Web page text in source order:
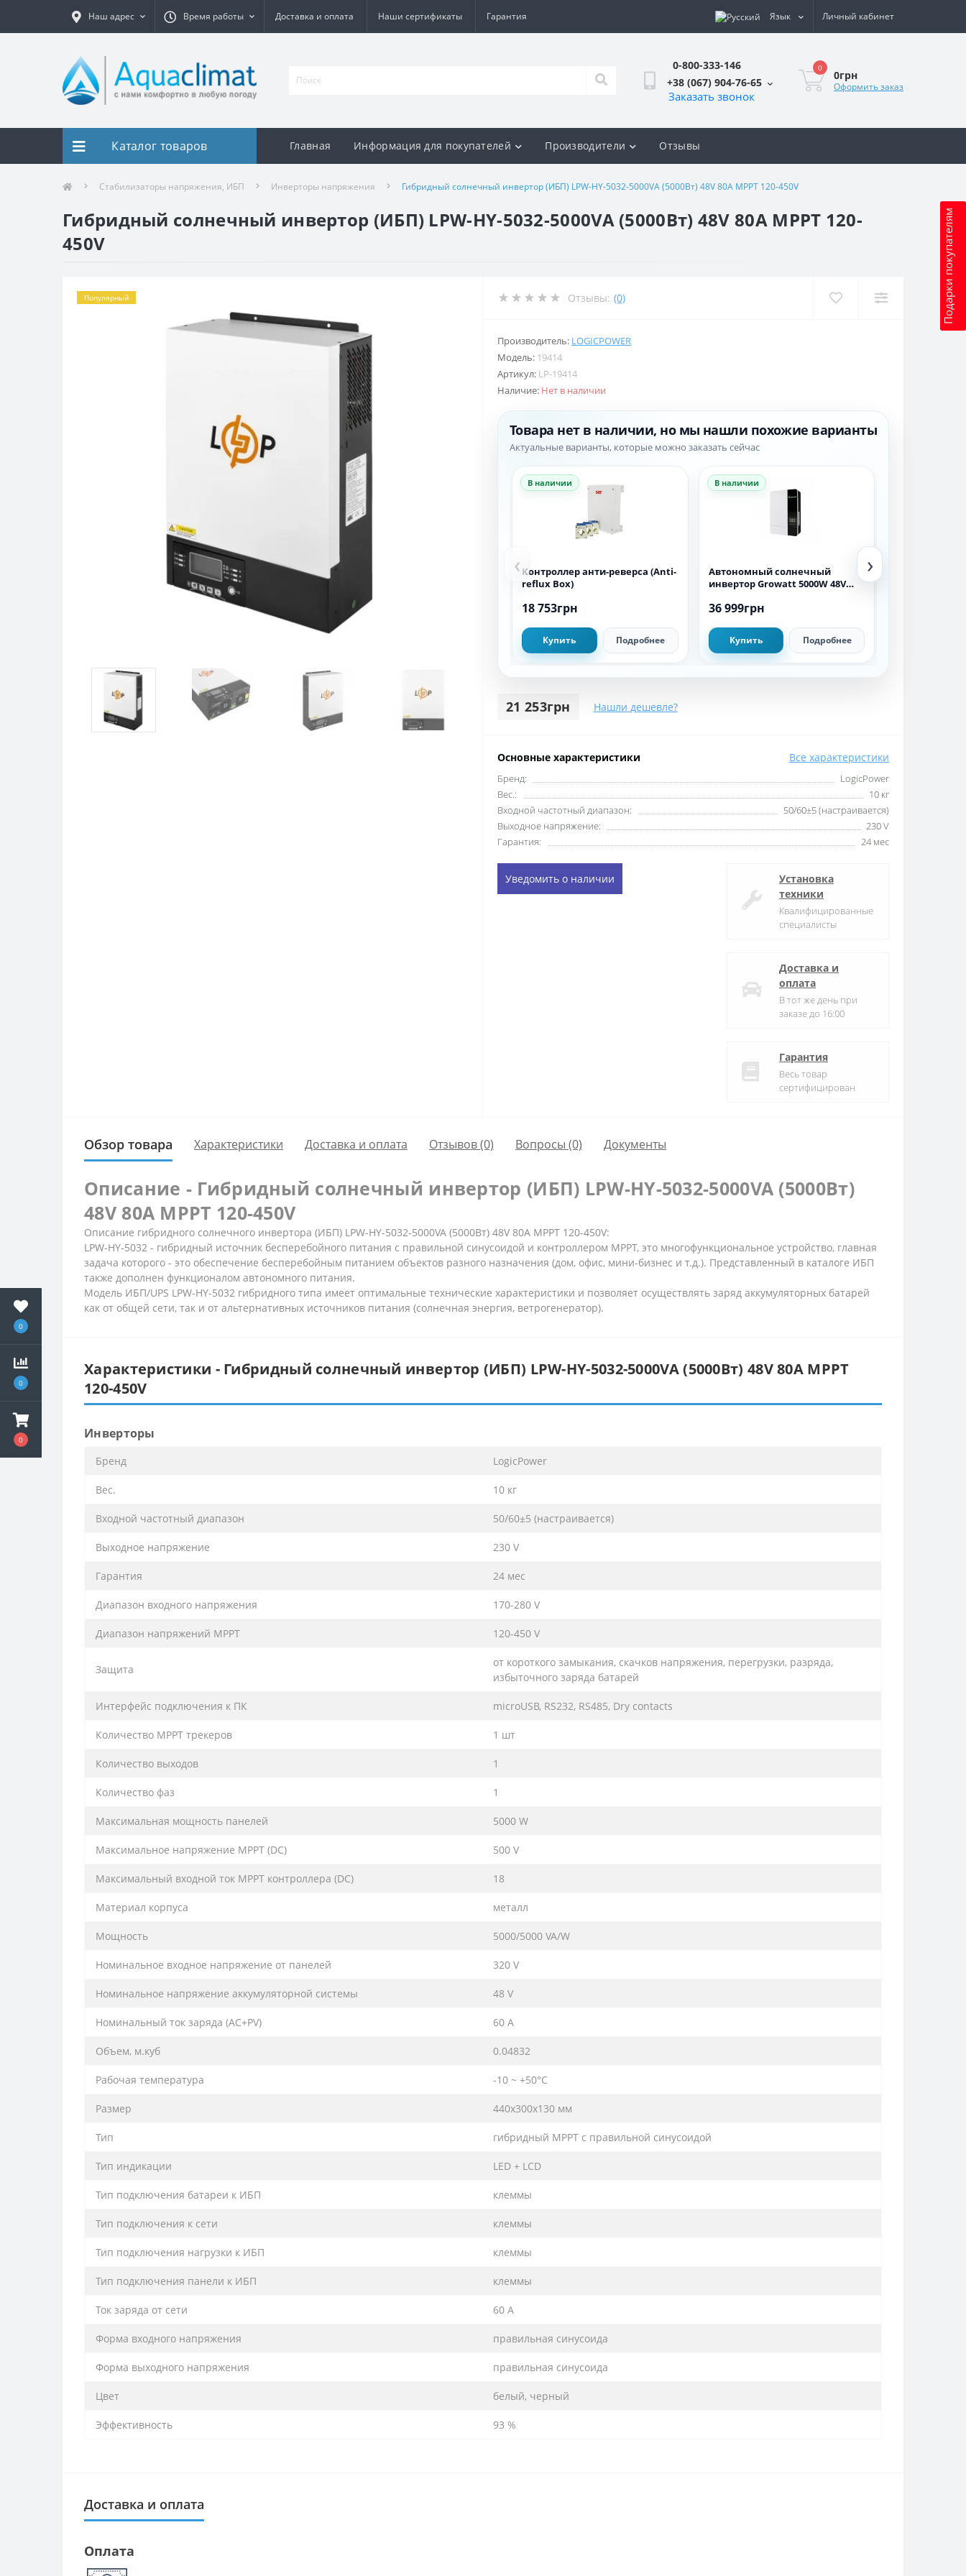
0
0
0
Наш адрес Время работы Доставка и оплата Наши сертификаты Гарантия Язык Личный кабинет
0-800-333-146
+38 (067) 904-76-65
Заказать звонок
0
0грн
Оформить заказ
Подарки покупателям
Каталог товаров Главная Информация для покупателей Производители Отзывы
Стабилизаторы напряжения, ИБП Инверторы напряжения Гибридный солнечный инвертор (ИБП) LPW-HY-5032-5000VA (5000Вт) 48V 80A MPPT 120-450V
Гибридный солнечный инвертор (ИБП) LPW-HY-5032-5000VA (5000Вт) 48V 80A MPPT 120-
450V
Популярный Отзывы: (0)
Производитель: LOGICPOWER
Модель: 19414
Артикул: LP-19414
Наличие: Нет в наличии
Товара нет в наличии, но мы нашли похожие варианты
Актуальные варианты, которые можно заказать сейчас
‹
В наличии
Контроллер анти-реверса (Anti-
reflux Box)
18 753грн
Купить Подробнее
В наличии
Автономный солнечный
инвертор Growatt 5000W 48V
36 999грн
Купить Подробнее
›
21 253грн Нашли дешевле?
Основные характеристики Все характеристики
Бренд:
LogicPower
Вес.:
10 кг
Входной частотный диапазон:
50/60±5 (настраивается)
Выходное напряжение:
230 V
Гарантия:
24 мес
Уведомить о наличии
Установка
техники
Квалифицированные
специалисты
Доставка и
оплата
В тот же день при
заказе до 16:00
Гарантия
Весь товар
сертифицирован
Обзор товара Характеристики Доставка и оплата Отзывов (0) Вопросы (0) Документы
Описание - Гибридный солнечный инвертор (ИБП) LPW-HY-5032-5000VA (5000Вт)
48V 80A MPPT 120-450V
Описание гибридного солнечного инвертора (ИБП) LPW-HY-5032-5000VA (5000Вт) 48V 80A MPPT 120-450V:
LPW-HY-5032 - гибридный источник бесперебойного питания с правильной синусоидой и контроллером МРРТ, это многофункциональное устройство, главная
задача которого - это обеспечение бесперебойным питанием объектов разного назначения (дом, офис, мини-бизнес и т.д.). Представленный в каталоге ИБП
также дополнен функционалом автономного питания.
Модель ИБП/UPS LPW-HY-5032 гибридного типа имеет оптимальные технические характеристики и позволяет осуществлять заряд аккумуляторных батарей
как от общей сети, так и от альтернативных источников питания (солнечная энергия, ветрогенератор).
Характеристики - Гибридный солнечный инвертор (ИБП) LPW-HY-5032-5000VA (5000Вт) 48V 80A MPPT
120-450V
Инверторы
Бренд LogicPower
Вес. 10 кг
Входной частотный диапазон 50/60±5 (настраивается)
Выходное напряжение 230 V
Гарантия 24 мес
Диапазон входного напряжения 170-280 V
Диапазон напряжений MPPT 120-450 V
Защита
от короткого замыкания, скачков напряжения, перегрузки, разряда,
избыточного заряда батарей
Интерфейс подключения к ПК microUSB, RS232, RS485, Dry contacts
Количество MPPT трекеров 1 шт
Количество выходов 1
Количество фаз 1
Максимальная мощность панелей 5000 W
Максимальное напряжение МРРТ (DC) 500 V
Максимальный входной ток MPPT контроллера (DC) 18
Материал корпуса металл
Мощность 5000/5000 VA/W
Номинальное входное напряжение от панелей 320 V
Номинальное напряжение аккумуляторной системы 48 V
Номинальный ток заряда (AC+PV) 60 A
Объем, м.куб 0.04832
Рабочая температура -10 ~ +50°C
Размер 440х300х130 мм
Тип гибридный MPPT с правильной синусоидой
Тип индикации LED + LCD
Тип подключения батареи к ИБП клеммы
Тип подключения к сети клеммы
Тип подключения нагрузки к ИБП клеммы
Тип подключения панели к ИБП клеммы
Ток заряда от сети 60 A
Форма входного напряжения правильная синусоида
Форма выходного напряжения правильная синусоида
Цвет белый, черный
Эффективность 93 %
Доставка и оплата
Оплата